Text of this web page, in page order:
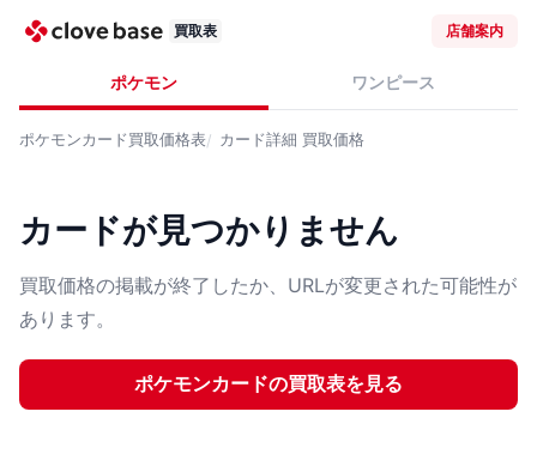
買取表 店舗案内
ポケモン ワンピース
ポケモンカード買取価格表 カード詳細 買取価格
カードが見つかりません
買取価格の掲載が終了したか、URLが変更された可能性が
あります。
ポケモンカードの買取表を見る